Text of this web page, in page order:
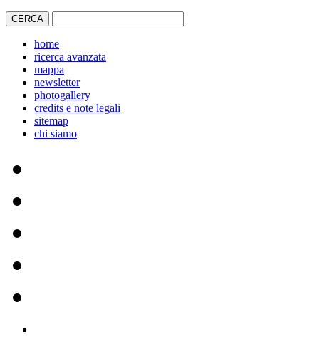
home
ricerca avanzata
mappa
newsletter
photogallery
credits e note legali
sitemap
chi siamo